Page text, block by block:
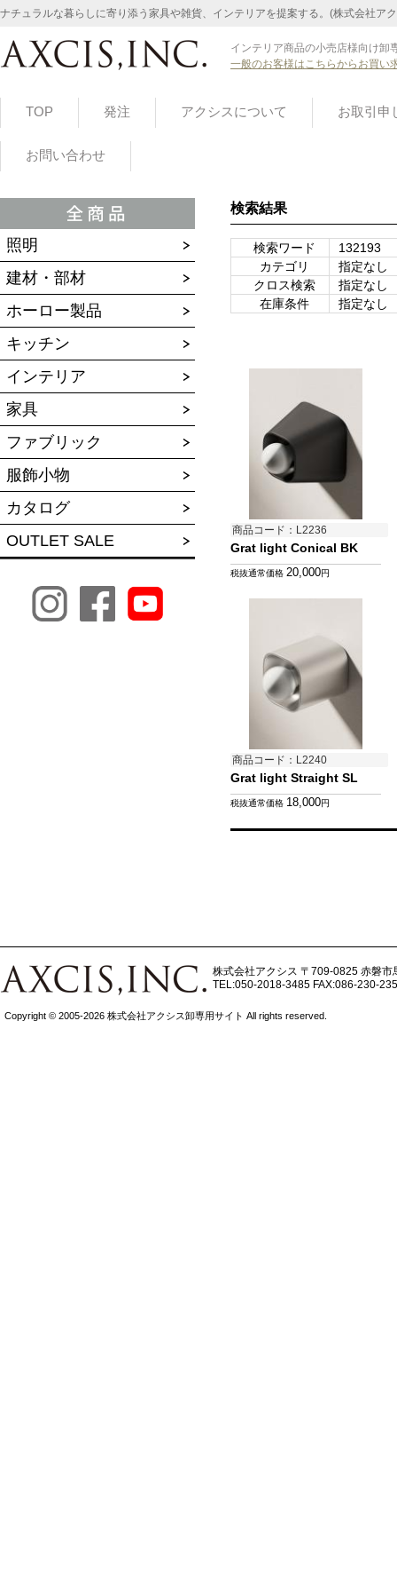
ナチュラルな暮らしに寄り添う家具や雑貨、インテリアを提案する。(株式会社ア
インテリア商品の小売店様向け卸
一般のお客様はこちらからお買い
TOP 発注 アクシスについて お取引申
お問い合わせ
照明
建材・部材
ホーロー製品
キッチン
インテリア
家具
ファブリック
服飾小物
カタログ
OUTLET SALE
検索結果
検索ワード
132193
カテゴリ
指定なし
クロス検索
指定なし
在庫条件
指定なし
商品コード：L2236
Grat light Conical BK
税抜通常価格 20,000円
商品コード：L2240
Grat light Straight SL
税抜通常価格 18,000円
株式会社アクシス 〒709-0825 赤磐市
TEL:050-2018-3485 FAX:086-230-
Copyright © 2005-2026 株式会社アクシス卸専用サイト All rights reserved.